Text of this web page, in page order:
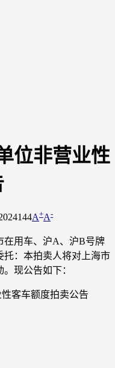
位非营业性
24144A+A-
在用车、沪A、沪B号牌
托：本拍卖人将对上海市
现公告如下：